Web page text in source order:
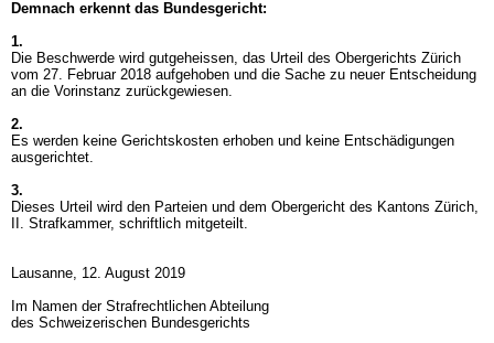
Demnach erkennt das Bundesgericht:
1.
Die Beschwerde wird gutgeheissen, das Urteil des Obergerichts Zürich
vom 27. Februar 2018 aufgehoben und die Sache zu neuer Entscheidung
an die Vorinstanz zurückgewiesen.
2.
Es werden keine Gerichtskosten erhoben und keine Entschädigungen
ausgerichtet.
3.
Dieses Urteil wird den Parteien und dem Obergericht des Kantons Zürich,
II. Strafkammer, schriftlich mitgeteilt.
Lausanne, 12. August 2019
Im Namen der Strafrechtlichen Abteilung
des Schweizerischen Bundesgerichts